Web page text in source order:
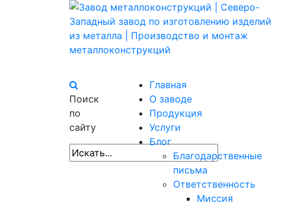
Поиск
по
сайту
Главная
О заводе
Продукция
Услуги
Блог
Благодарственные
письма
Ответственность
Миссия